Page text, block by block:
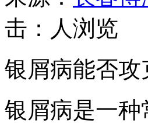
击： 人浏览
银屑病能否攻
银屑病是一